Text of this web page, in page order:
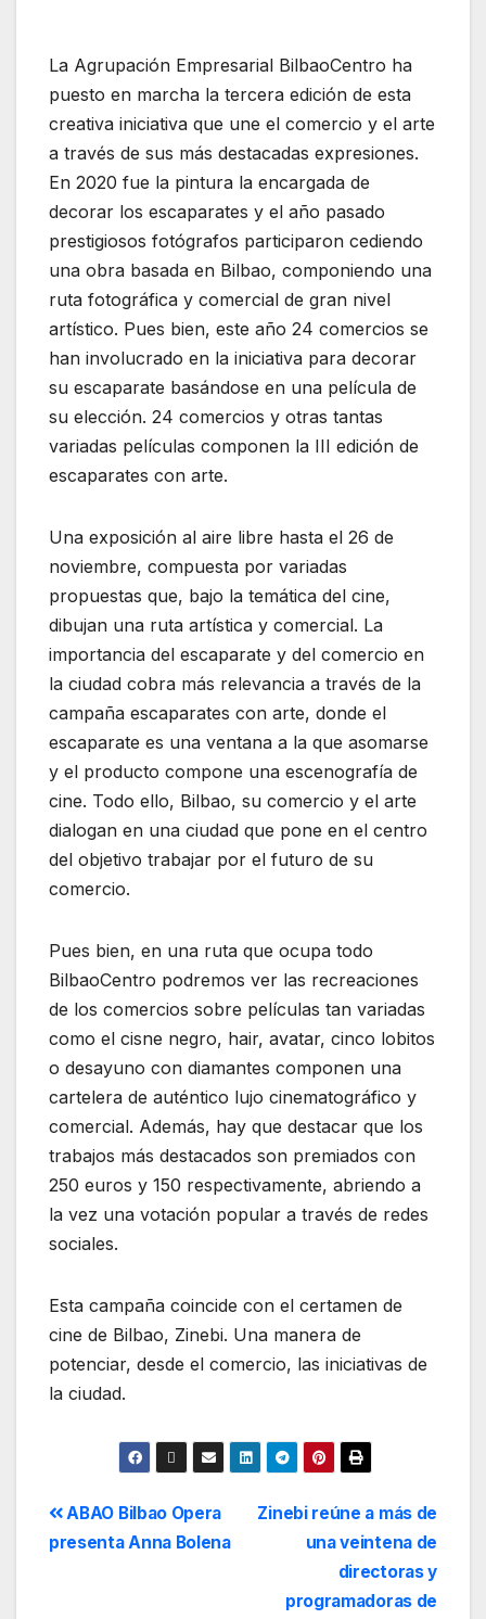
La Agrupación Empresarial BilbaoCentro ha
puesto en marcha la tercera edición de esta
creativa iniciativa que une el comercio y el arte
a través de sus más destacadas expresiones.
En 2020 fue la pintura la encargada de
decorar los escaparates y el año pasado
prestigiosos fotógrafos participaron cediendo
una obra basada en Bilbao, componiendo una
ruta fotográfica y comercial de gran nivel
artístico. Pues bien, este año 24 comercios se
han involucrado en la iniciativa para decorar
su escaparate basándose en una película de
su elección. 24 comercios y otras tantas
variadas películas componen la III edición de
escaparates con arte.
Una exposición al aire libre hasta el 26 de
noviembre, compuesta por variadas
propuestas que, bajo la temática del cine,
dibujan una ruta artística y comercial. La
importancia del escaparate y del comercio en
la ciudad cobra más relevancia a través de la
campaña escaparates con arte, donde el
escaparate es una ventana a la que asomarse
y el producto compone una escenografía de
cine. Todo ello, Bilbao, su comercio y el arte
dialogan en una ciudad que pone en el centro
del objetivo trabajar por el futuro de su
comercio.
Pues bien, en una ruta que ocupa todo
BilbaoCentro podremos ver las recreaciones
de los comercios sobre películas tan variadas
como el cisne negro, hair, avatar, cinco lobitos
o desayuno con diamantes componen una
cartelera de auténtico lujo cinematográfico y
comercial. Además, hay que destacar que los
trabajos más destacados son premiados con
250 euros y 150 respectivamente, abriendo a
la vez una votación popular a través de redes
sociales.
Esta campaña coincide con el certamen de
cine de Bilbao, Zinebi. Una manera de
potenciar, desde el comercio, las iniciativas de
la ciudad.
Zinebi reúne a más de
una veintena de
directoras y
programadoras de
ABAO Bilbao Opera
presenta Anna Bolena